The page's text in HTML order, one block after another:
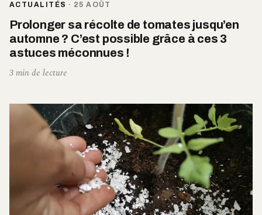
ACTUALITÉS · 25 AOÛT
Prolonger sa récolte de tomates jusqu’en
automne ? C’est possible grâce à ces 3
astuces méconnues !
3 min de lecture